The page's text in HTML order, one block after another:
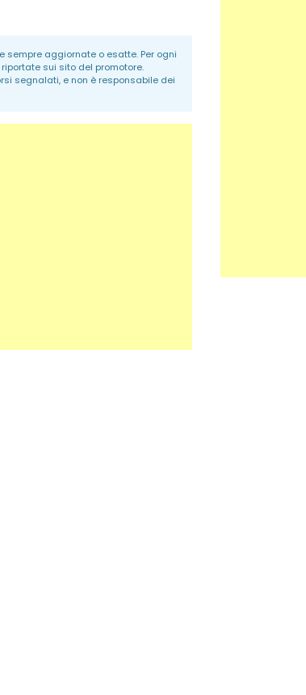
sempre aggiornate o esatte. Per ogni
sui sito del promotore.
segnalati, e non è responsabile dei